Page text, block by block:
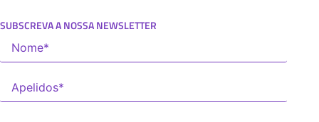
SUBSCREVA A NOSSA NEWSLETTER